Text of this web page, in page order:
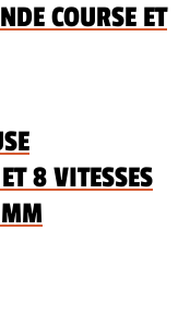
COURSE ET
8 VITESSES